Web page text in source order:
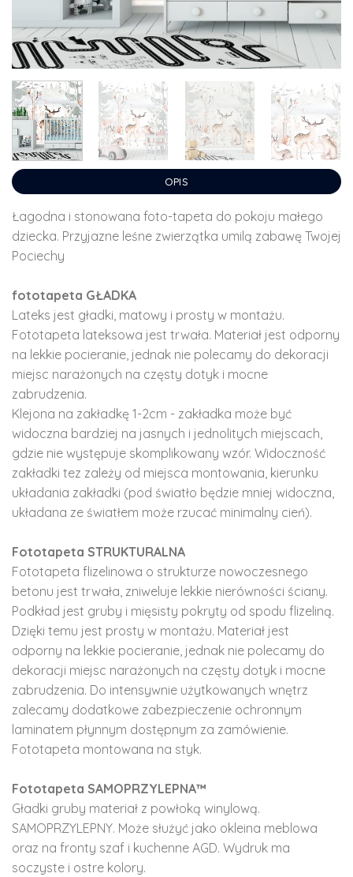
OPIS
Łagodna i stonowana foto-tapeta do pokoju małego
dziecka. Przyjazne leśne zwierzątka umilą zabawę Twojej
Pociechy
fototapeta GŁADKA
Lateks jest gładki, matowy i prosty w montażu.
Fototapeta lateksowa jest trwała. Materiał jest odporny
na lekkie pocieranie, jednak nie polecamy do dekoracji
miejsc narażonych na częsty dotyk i mocne
zabrudzenia.
Klejona na zakładkę 1-2cm - zakładka może być
widoczna bardziej na jasnych i jednolitych miejscach,
gdzie nie występuje skomplikowany wzór. Widoczność
zakładki tez zależy od miejsca montowania, kierunku
układania zakładki (pod światło będzie mniej widoczna,
układana ze światłem może rzucać minimalny cień).
Fototapeta STRUKTURALNA
Fototapeta flizelinowa o strukturze nowoczesnego
betonu jest trwała, zniweluje lekkie nierówności ściany.
Podkład jest gruby i mięsisty pokryty od spodu flizeliną.
Dzięki temu jest prosty w montażu. Materiał jest
odporny na lekkie pocieranie, jednak nie polecamy do
dekoracji miejsc narażonych na częsty dotyk i mocne
zabrudzenia. Do intensywnie użytkowanych wnętrz
zalecamy dodatkowe zabezpieczenie ochronnym
laminatem płynnym dostępnym za zamówienie.
Fototapeta montowana na styk.
Fototapeta SAMOPRZYLEPNA™
Gładki gruby materiał z powłoką winylową.
SAMOPRZYLEPNY. Może służyć jako okleina meblowa
oraz na fronty szaf i kuchenne AGD. Wydruk ma
soczyste i ostre kolory.